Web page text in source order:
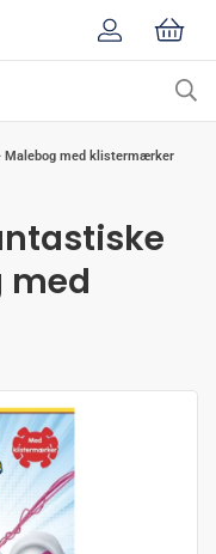
Malebog med klistermærker
med